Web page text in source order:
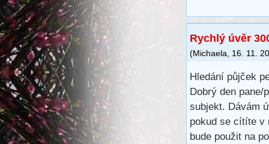
Rychlý úvěr
(Michaela, 16. 11.
Hledání půjček
Dobrý den
subjekt. Dávám
pokud se cítíte v
bude použit na